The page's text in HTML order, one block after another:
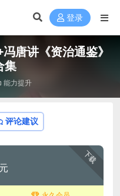
登录
唐讲《资治通鉴》
集
能力提升
评论建议
下载
元